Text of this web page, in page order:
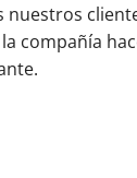
compañía